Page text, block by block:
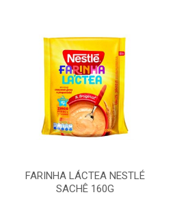
FARINHA LÁCTEA NESTLÉ
SACHÊ 160G